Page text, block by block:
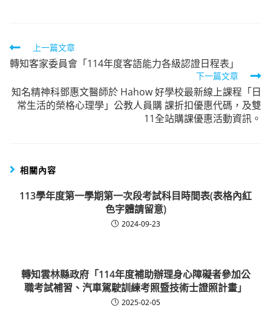
Read
more
articles
上一篇文章
轉知客家委員會「114年度客語能力各級認證日程表」
下一篇文章
知名精神科鄧惠文醫師於 Hahow 好學校最新線上課程「日
常生活的榮格心理學」公教人員購 課折扣優惠代碼，及雙
11全站購課優惠活動資訊。
相關內容
113學年度第一學期第一次段考試科目時間表(表格內紅
色字體請留意)
2024-09-23
轉知雲林縣政府「114年度補助辦理身心障礙者參加公
職考試補習、汽車駕駛訓練考照暨技術士證照計畫」
2025-02-05